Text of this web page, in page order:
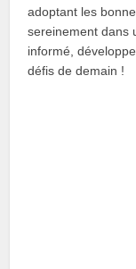
adoptant les
sereinement dans
informé,
défis de demain !